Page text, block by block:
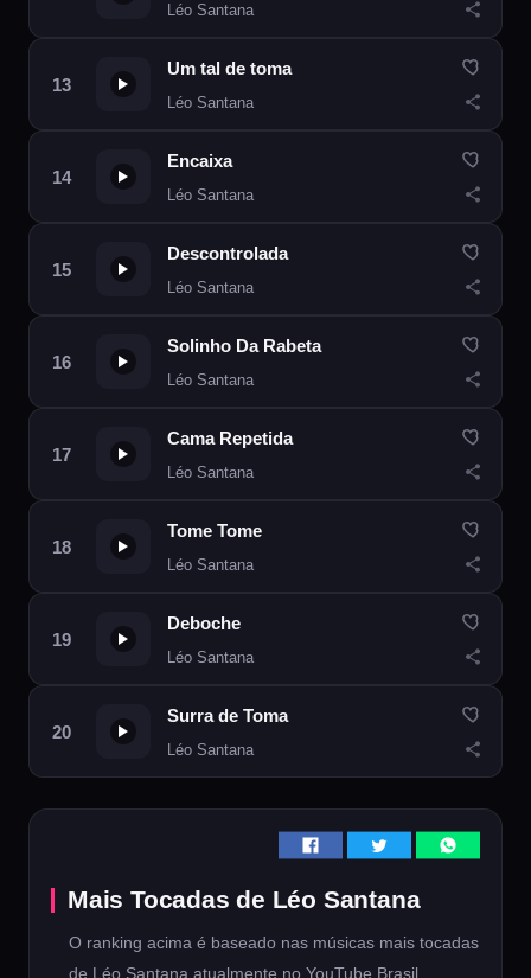
Léo Santana
Um tal de toma
Léo Santana
Encaixa
Léo Santana
Descontrolada
Léo Santana
Solinho Da Rabeta
Léo Santana
Cama Repetida
Léo Santana
Tome Tome
Léo Santana
Deboche
Léo Santana
Surra de Toma
Léo Santana
Mais Tocadas de Léo Santana
O ranking acima é baseado nas músicas mais tocadas
de Léo Santana atualmente no YouTube Brasil.